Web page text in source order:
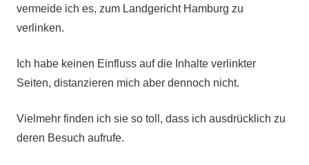
vermeide ich es, zum Landgericht Hamburg zu
verlinken.
Ich habe keinen Einfluss auf die Inhalte verlinkter
Seiten, distanzieren mich aber dennoch nicht.
Vielmehr finden ich sie so toll, dass ich ausdrücklich zu
deren Besuch aufrufe.